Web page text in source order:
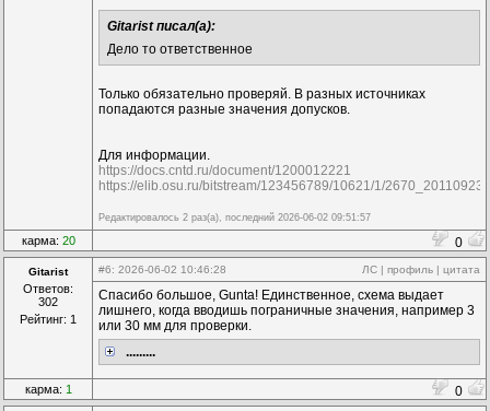
Gitarist писал(а):
Дело то ответственное
Только обязательно проверяй. В разных источниках
попадаются разные значения допусков.
Для информации.
https://docs.cntd.ru/document/1200012221
https://elib.osu.ru/bitstream/123456789/10621/1/
Редактировалось 2 раз(а), последний 2026-06-02 09:51:57
карма: 20 0
Gitarist
Ответов:
302
Рейтинг: 1
#6: 2026-06-02 10:46:28 ЛС | профиль | цитата
Спасибо большое, Gunta! Единственное, схема выдает
лишнего, когда вводишь пограничные значения, например 3
или 30 мм для проверки.
.........
карма: 1 0